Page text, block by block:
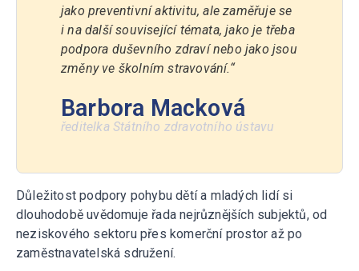
jako preventivní aktivitu, ale zaměřuje se
i na další související témata, jako je třeba
podpora duševního zdraví nebo jako jsou
změny ve školním stravování.“
Barbora Macková
ředitelka Státního zdravotního ústavu
Důležitost podpory pohybu dětí a mladých lidí si
dlouhodobě uvědomuje řada nejrůznějších subjektů, od
neziskového sektoru přes komerční prostor až po
zaměstnavatelská sdružení.